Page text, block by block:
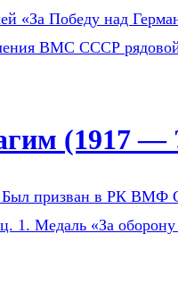
«За Победу над
ВМС СССР
(1917 —
призван в РК ВМФ
1. Медаль «За